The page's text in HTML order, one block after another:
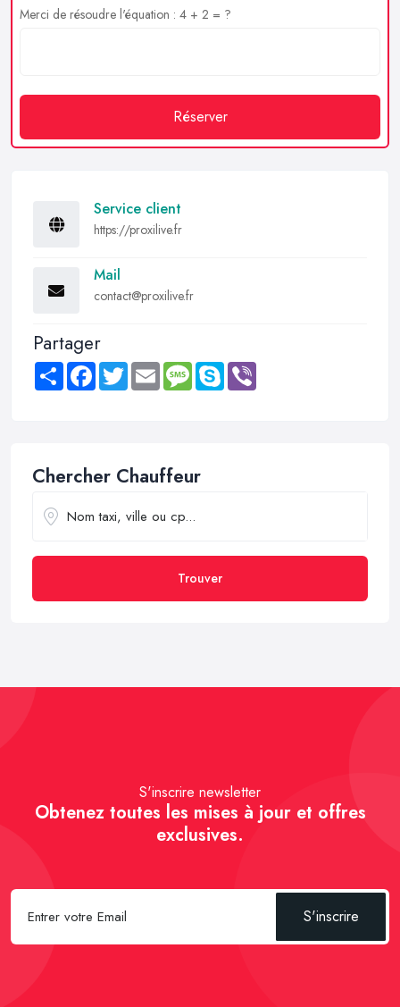
Merci de résoudre l'équation : 4 + 2 = ?
Réserver
Service client
https://proxilive.fr
Mail
contact@proxilive.fr
Partager
Share FacebookTwitter Email MessageSkype
Chercher Chauffeur
Trouver
S'inscrire newsletter
Obtenez toutes les mises à jour et offres
exclusives.
S'inscrire